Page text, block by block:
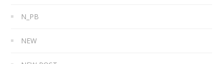
N_PB
NEW